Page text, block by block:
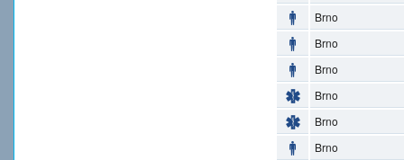
Brno
Brno
Brno
Brno
Brno
Brno